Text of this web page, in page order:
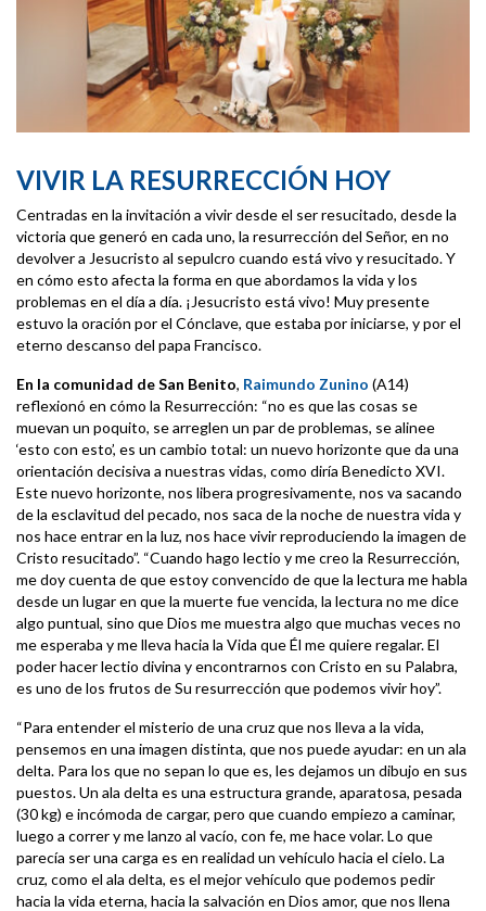
VIVIR LA RESURRECCIÓN HOY
Centradas en la invitación a vivir desde el ser resucitado, desde la
victoria que generó en cada uno, la resurrección del Señor, en no
devolver a Jesucristo al sepulcro cuando está vivo y resucitado. Y
en cómo esto afecta la forma en que abordamos la vida y los
problemas en el día a día. ¡Jesucristo está vivo! Muy presente
estuvo la oración por el Cónclave, que estaba por iniciarse, y por el
eterno descanso del papa Francisco.
En la comunidad de San Benito, Raimundo Zunino (A14)
reflexionó en cómo la Resurrección: “no es que las cosas se
muevan un poquito, se arreglen un par de problemas, se alinee
‘esto con esto’, es un cambio total: un nuevo horizonte que da una
orientación decisiva a nuestras vidas, como diría Benedicto XVI.
Este nuevo horizonte, nos libera progresivamente, nos va sacando
de la esclavitud del pecado, nos saca de la noche de nuestra vida y
nos hace entrar en la luz, nos hace vivir reproduciendo la imagen de
Cristo resucitado”. “Cuando hago lectio y me creo la Resurrección,
me doy cuenta de que estoy convencido de que la lectura me habla
desde un lugar en que la muerte fue vencida, la lectura no me dice
algo puntual, sino que Dios me muestra algo que muchas veces no
me esperaba y me lleva hacia la Vida que Él me quiere regalar. El
poder hacer lectio divina y encontrarnos con Cristo en su Palabra,
es uno de los frutos de Su resurrección que podemos vivir hoy”.
“Para entender el misterio de una cruz que nos lleva a la vida,
pensemos en una imagen distinta, que nos puede ayudar: en un ala
delta. Para los que no sepan lo que es, les dejamos un dibujo en sus
puestos. Un ala delta es una estructura grande, aparatosa, pesada
(30 kg) e incómoda de cargar, pero que cuando empiezo a caminar,
luego a correr y me lanzo al vacío, con fe, me hace volar. Lo que
parecía ser una carga es en realidad un vehículo hacia el cielo. La
cruz, como el ala delta, es el mejor vehículo que podemos pedir
hacia la vida eterna, hacia la salvación en Dios amor, que nos llena